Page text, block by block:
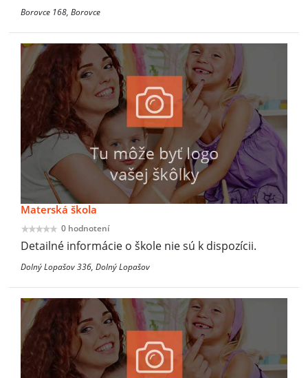
Borovce 168, Borovce
Materská škola
0 hodnotení
Detailné informácie o škole nie sú k dispozícii.
Dolný Lopašov 336, Dolný Lopašov